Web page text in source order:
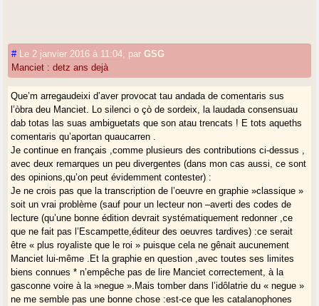
# Le 2 janvier 2016 à 11:04 parGSG
Manciet : detz ans dejà
Que’m arregaudeixi d’aver provocat tau andada de comentaris sus
l’òbra deu Manciet. Lo silenci o çò de sordeix, la laudada consensuau
dab totas las suas ambiguetats que son atau trencats ! E tots aqueths
comentaris qu’aportan quaucarren .
Je continue en français ,comme plusieurs des contributions ci-dessus ,
avec deux remarques un peu divergentes (dans mon cas aussi, ce sont
des opinions,qu’on peut évidemment contester) :
Je ne crois pas que la transcription de l’oeuvre en graphie »classique »
soit un vrai problème (sauf pour un lecteur non –averti des codes de
lecture (qu’une bonne édition devrait systématiquement redonner ,ce
que ne fait pas l’Escampette,éditeur des oeuvres tardives) :ce serait
être « plus royaliste que le roi » puisque cela ne gênait aucunement
Manciet lui-même .Et la graphie en question ,avec toutes ses limites
biens connues * n’empêche pas de lire Manciet correctement, à la
gasconne voire à la »negue ».Mais tomber dans l’idôlatrie du « negue »
ne me semble pas une bonne chose :est-ce que les catalanophones